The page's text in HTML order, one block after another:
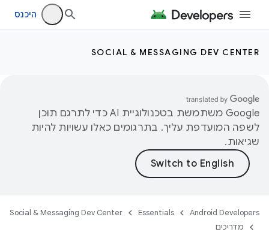
היכנס
SOCIAL & MESSAGING DEV CENTER
‫Google משתמשת בטכנולוגיית AI כדי לתרגם תוכן
לשפה המועדפת עליך. בתרגומים כאלו עשויות להיות
שגיאות.
Android Developers
Essentials
Social & Messaging Dev Center
מדריכים